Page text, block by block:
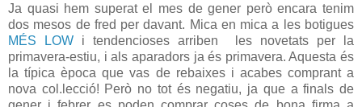
Ja quasi hem superat el mes de gener però encara tenim
dos mesos de fred per davant. Mica en mica a les botigues
MÉS LOW i tendencioses arriben les novetats per la
primavera-estiu, i als aparadors ja és primavera. Aquesta és
la típica època que vas de rebaixes i acabes comprant a
nova col.lecció! Però no tot és negatiu, ja que a finals de